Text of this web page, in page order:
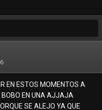
EN ESTOS MOMENTOS A
BOBO EN UNA AJJAJA
SE ALEJO YA QUE